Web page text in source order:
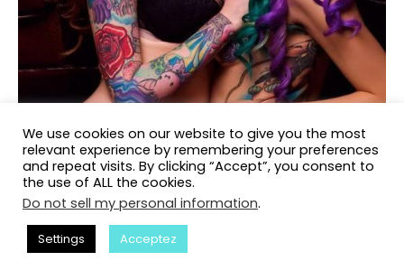
We use cookies on our website to give you the most
relevant experience by remembering your preferences
and repeat visits. By clicking “Accept”, you consent to
the use of ALL the cookies.
Do not sell my personal information.
Settings Acceptez